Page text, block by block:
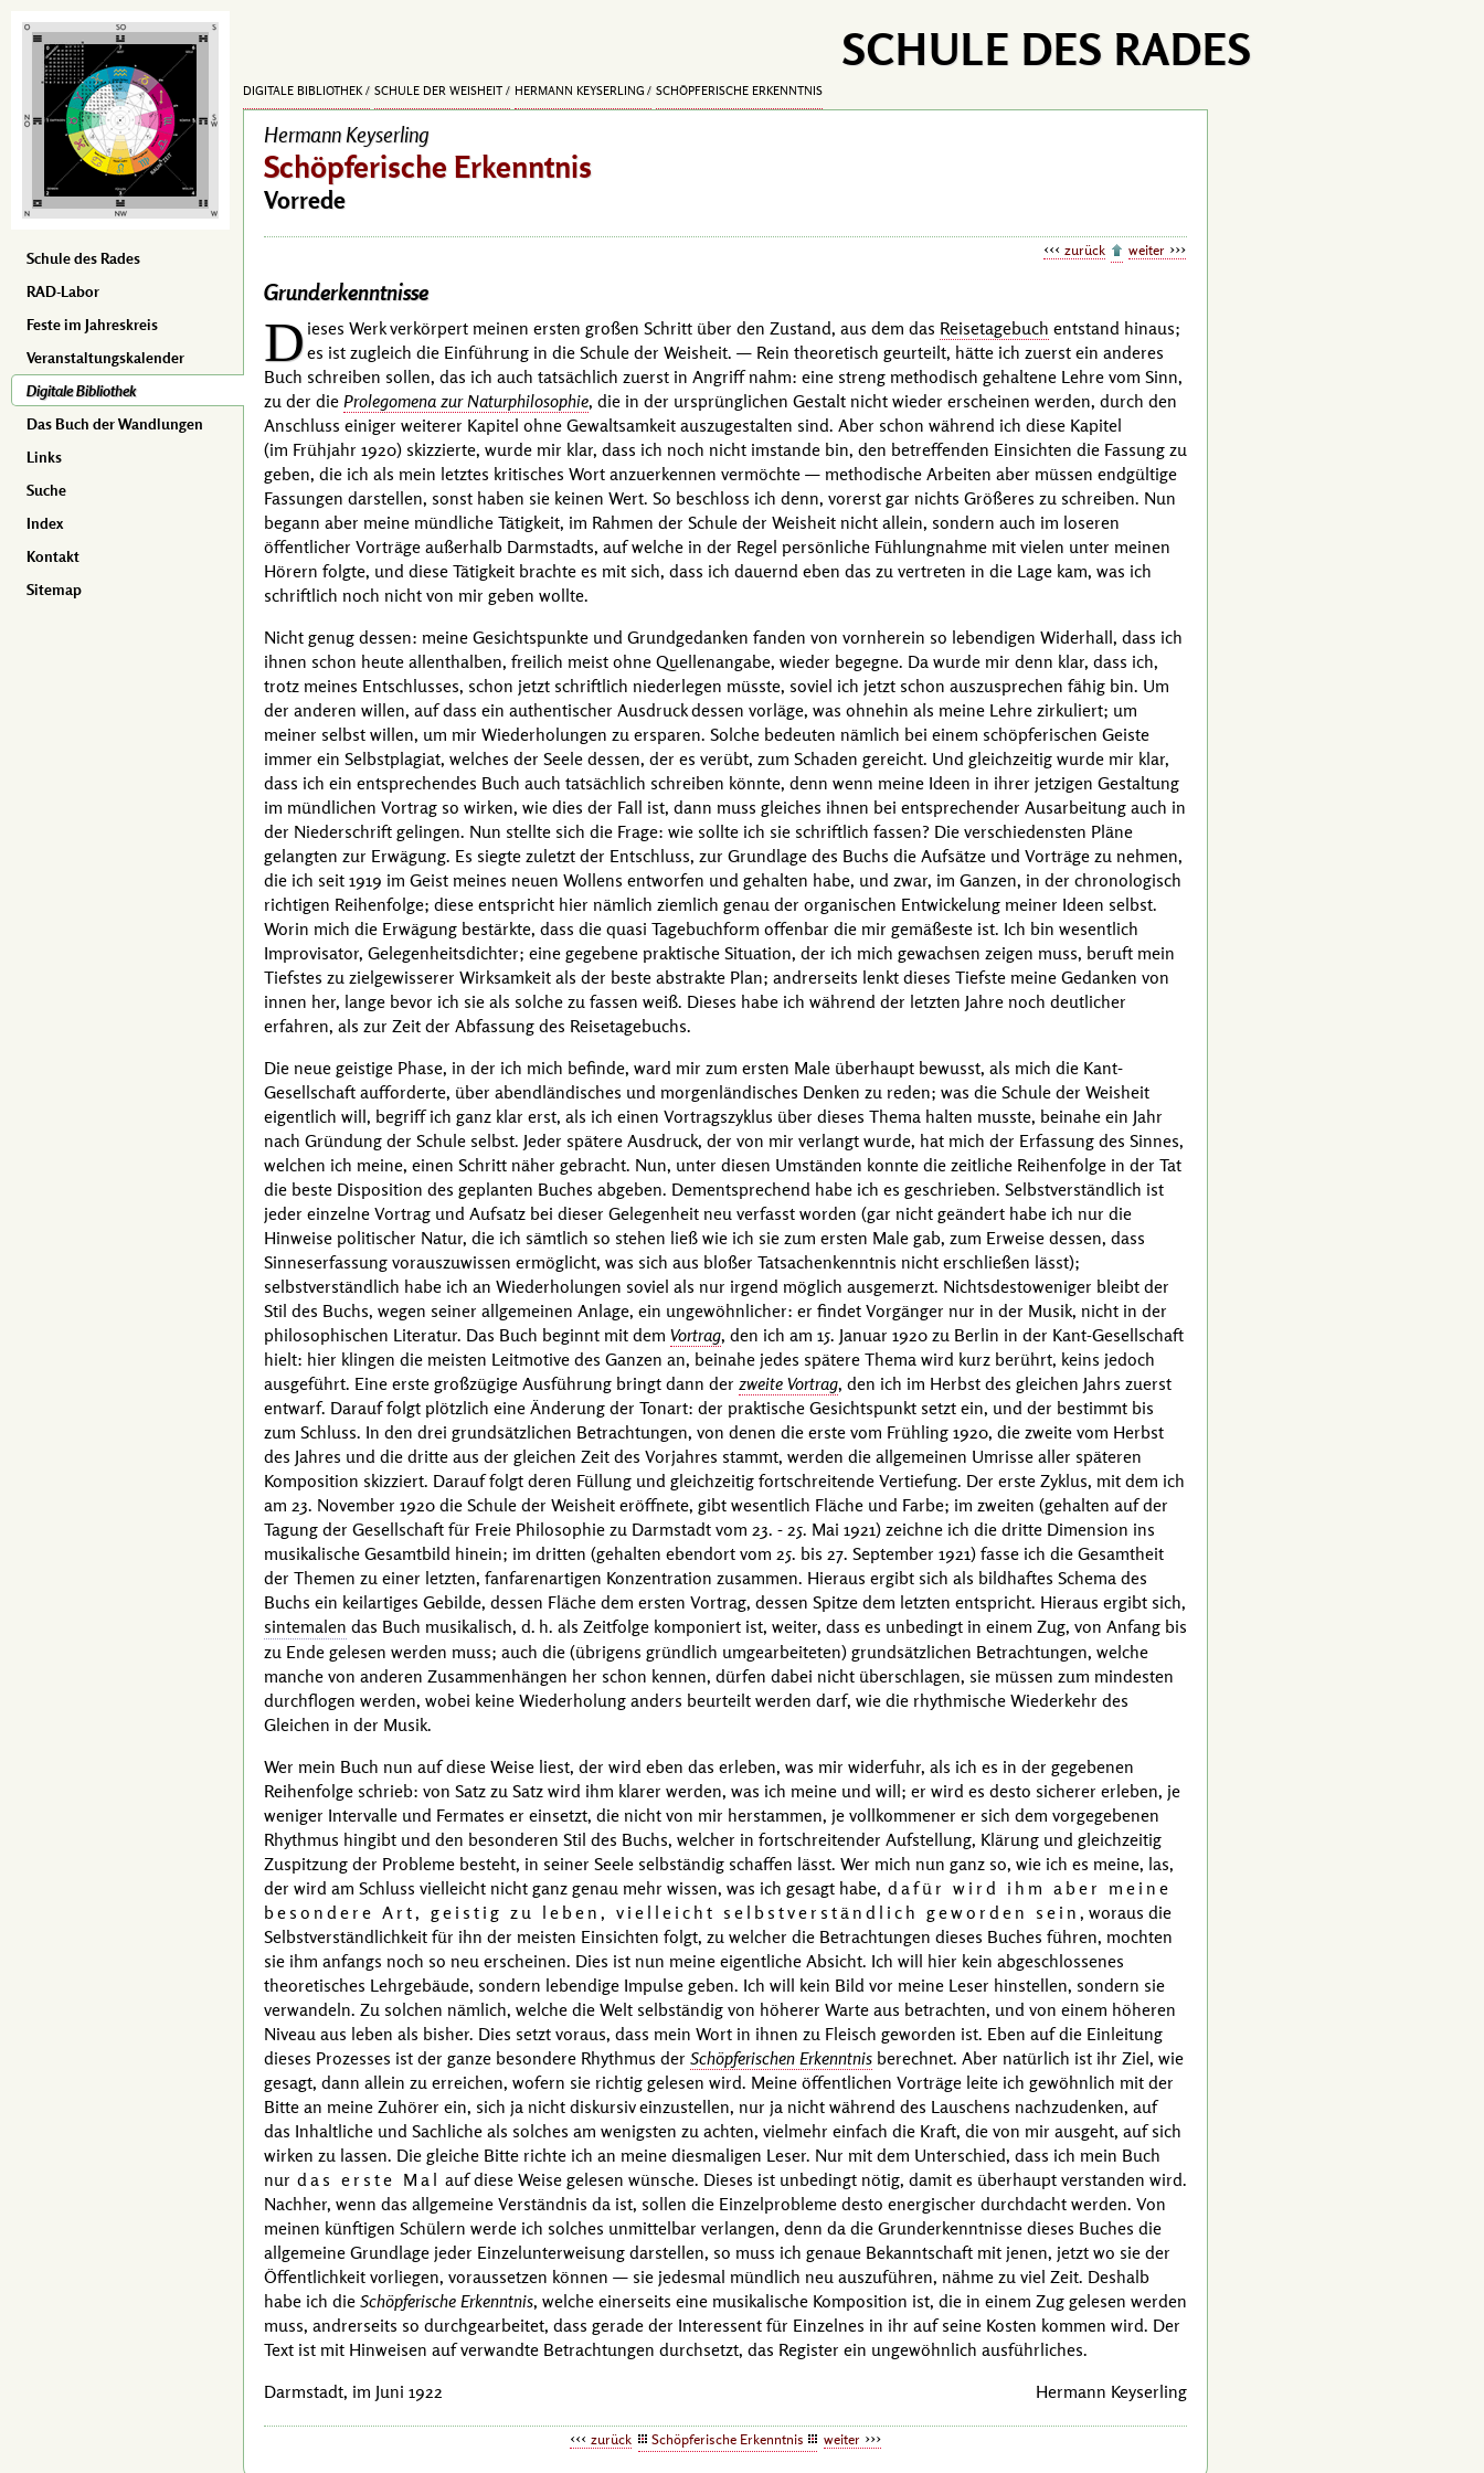
Schule des Rades
RAD-Labor
Feste im Jahreskreis
Veranstaltungskalender
Digitale Bibliothek
Das Buch der Wandlungen
Links
Suche
Index
Kontakt
Sitemap
SCHULE DES RADES
DIGITALE BIBLIOTHEK SCHULE DER WEISHEIT HERMANN KEYSERLING SCHÖPFERISCHE ERKENNTNIS
Hermann Keyserling
Schöpferische Erkenntnis
Vorrede
zurück weiter
Grunderkenntnisse
D ieses Werk verkörpert meinen ersten großen Schritt über den Zustand, aus dem das Reisetagebuch entstand hinaus;
es ist zugleich die Einführung in die Schule der Weisheit. — Rein theoretisch geurteilt, hätte ich zuerst ein anderes
Buch schreiben sollen, das ich auch tatsächlich zuerst in Angriff nahm: eine streng methodisch gehaltene Lehre vom Sinn,
zu der die Prolegomena zur Naturphilosophie, die in der ursprünglichen Gestalt nicht wieder erscheinen werden, durch den
Anschluss einiger weiterer Kapitel ohne Gewaltsamkeit auszugestalten sind. Aber schon während ich diese Kapitel
(im Frühjahr 1920) skizzierte, wurde mir klar, dass ich noch nicht imstande bin, den betreffenden Einsichten die Fassung zu
geben, die ich als mein letztes kritisches Wort anzuerkennen vermöchte — methodische Arbeiten aber müssen endgültige
Fassungen darstellen, sonst haben sie keinen Wert. So beschloss ich denn, vorerst gar nichts Größeres zu schreiben. Nun
begann aber meine mündliche Tätigkeit, im Rahmen der Schule der Weisheit nicht allein, sondern auch im loseren
öffentlicher Vorträge außerhalb Darmstadts, auf welche in der Regel persönliche Fühlungnahme mit vielen unter meinen
Hörern folgte, und diese Tätigkeit brachte es mit sich, dass ich dauernd eben das zu vertreten in die Lage kam, was ich
schriftlich noch nicht von mir geben wollte.
Nicht genug dessen: meine Gesichtspunkte und Grundgedanken fanden von vornherein so lebendigen Widerhall, dass ich
ihnen schon heute allenthalben, freilich meist ohne Quellenangabe, wieder begegne. Da wurde mir denn klar, dass ich,
trotz meines Entschlusses, schon jetzt schriftlich niederlegen müsste, soviel ich jetzt schon auszusprechen fähig bin. Um
der anderen willen, auf dass ein authentischer Ausdruck dessen vorläge, was ohnehin als meine Lehre zirkuliert; um
meiner selbst willen, um mir Wiederholungen zu ersparen. Solche bedeuten nämlich bei einem schöpferischen Geiste
immer ein Selbstplagiat, welches der Seele dessen, der es verübt, zum Schaden gereicht. Und gleichzeitig wurde mir klar,
dass ich ein entsprechendes Buch auch tatsächlich schreiben könnte, denn wenn meine Ideen in ihrer jetzigen Gestaltung
im mündlichen Vortrag so wirken, wie dies der Fall ist, dann muss gleiches ihnen bei entsprechender Ausarbeitung auch in
der Niederschrift gelingen. Nun stellte sich die Frage: wie sollte ich sie schriftlich fassen? Die verschiedensten Pläne
gelangten zur Erwägung. Es siegte zuletzt der Entschluss, zur Grundlage des Buchs die Aufsätze und Vorträge zu nehmen,
die ich seit 1919 im Geist meines neuen Wollens entworfen und gehalten habe, und zwar, im Ganzen, in der chronologisch
richtigen Reihenfolge; diese entspricht hier nämlich ziemlich genau der organischen Entwickelung meiner Ideen selbst.
Worin mich die Erwägung bestärkte, dass die quasi Tagebuchform offenbar die mir gemäßeste ist. Ich bin wesentlich
Improvisator, Gelegenheitsdichter; eine gegebene praktische Situation, der ich mich gewachsen zeigen muss, beruft mein
Tiefstes zu zielgewisserer Wirksamkeit als der beste abstrakte Plan; andrerseits lenkt dieses Tiefste meine Gedanken von
innen her, lange bevor ich sie als solche zu fassen weiß. Dieses habe ich während der letzten Jahre noch deutlicher
erfahren, als zur Zeit der Abfassung des Reisetagebuchs.
Die neue geistige Phase, in der ich mich befinde, ward mir zum ersten Male überhaupt bewusst, als mich die Kant-
Gesellschaft aufforderte, über abendländisches und morgenländisches Denken zu reden; was die Schule der Weisheit
eigentlich will, begriff ich ganz klar erst, als ich einen Vortragszyklus über dieses Thema halten musste, beinahe ein Jahr
nach Gründung der Schule selbst. Jeder spätere Ausdruck, der von mir verlangt wurde, hat mich der Erfassung des Sinnes,
welchen ich meine, einen Schritt näher gebracht. Nun, unter diesen Umständen konnte die zeitliche Reihenfolge in der Tat
die beste Disposition des geplanten Buches abgeben. Dementsprechend habe ich es geschrieben. Selbstverständlich ist
jeder einzelne Vortrag und Aufsatz bei dieser Gelegenheit neu verfasst worden (gar nicht geändert habe ich nur die
Hinweise politischer Natur, die ich sämtlich so stehen ließ wie ich sie zum ersten Male gab, zum Erweise dessen, dass
Sinneserfassung vorauszuwissen ermöglicht, was sich aus bloßer Tatsachenkenntnis nicht erschließen lässt);
selbstverständlich habe ich an Wiederholungen soviel als nur irgend möglich ausgemerzt. Nichtsdestoweniger bleibt der
Stil des Buchs, wegen seiner allgemeinen Anlage, ein ungewöhnlicher: er findet Vorgänger nur in der Musik, nicht in der
philosophischen Literatur. Das Buch beginnt mit dem Vortrag, den ich am 15. Januar 1920 zu Berlin in der Kant-Gesellschaft
hielt: hier klingen die meisten Leitmotive des Ganzen an, beinahe jedes spätere Thema wird kurz berührt, keins jedoch
ausgeführt. Eine erste großzügige Ausführung bringt dann der zweite Vortrag, den ich im Herbst des gleichen Jahrs zuerst
entwarf. Darauf folgt plötzlich eine Änderung der Tonart: der praktische Gesichtspunkt setzt ein, und der bestimmt bis
zum Schluss. In den drei grundsätzlichen Betrachtungen, von denen die erste vom Frühling 1920, die zweite vom Herbst
des Jahres und die dritte aus der gleichen Zeit des Vorjahres stammt, werden die allgemeinen Umrisse aller späteren
Komposition skizziert. Darauf folgt deren Füllung und gleichzeitig fortschreitende Vertiefung. Der erste Zyklus, mit dem ich
am 23. November 1920 die Schule der Weisheit eröffnete, gibt wesentlich Fläche und Farbe; im zweiten (gehalten auf der
Tagung der Gesellschaft für Freie Philosophie zu Darmstadt vom 23. - 25. Mai 1921) zeichne ich die dritte Dimension ins
musikalische Gesamtbild hinein; im dritten (gehalten ebendort vom 25. bis 27. September 1921) fasse ich die Gesamtheit
der Themen zu einer letzten, fanfarenartigen Konzentration zusammen. Hieraus ergibt sich als bildhaftes Schema des
Buchs ein keilartiges Gebilde, dessen Fläche dem ersten Vortrag, dessen Spitze dem letzten entspricht. Hieraus ergibt sich,
sintemalen das Buch musikalisch, d. h. als Zeitfolge komponiert ist, weiter, dass es unbedingt in einem Zug, von Anfang bis
zu Ende gelesen werden muss; auch die (übrigens gründlich umgearbeiteten) grundsätzlichen Betrachtungen, welche
manche von anderen Zusammenhängen her schon kennen, dürfen dabei nicht überschlagen, sie müssen zum mindesten
durchflogen werden, wobei keine Wiederholung anders beurteilt werden darf, wie die rhythmische Wiederkehr des
Gleichen in der Musik.
Wer mein Buch nun auf diese Weise liest, der wird eben das erleben, was mir widerfuhr, als ich es in der gegebenen
Reihenfolge schrieb: von Satz zu Satz wird ihm klarer werden, was ich meine und will; er wird es desto sicherer erleben, je
weniger Intervalle und Fermates er einsetzt, die nicht von mir herstammen, je vollkommener er sich dem vorgegebenen
Rhythmus hingibt und den besonderen Stil des Buchs, welcher in fortschreitender Aufstellung, Klärung und gleichzeitig
Zuspitzung der Probleme besteht, in seiner Seele selbständig schaffen lässt. Wer mich nun ganz so, wie ich es meine, las,
der wird am Schluss vielleicht nicht ganz genau mehr wissen, was ich gesagt habe, dafür wird ihm aber meine
besondere Art, geistig zu leben, vielleicht selbstverständlich geworden sein , woraus die
Selbstverständlichkeit für ihn der meisten Einsichten folgt, zu welcher die Betrachtungen dieses Buches führen, mochten
sie ihm anfangs noch so neu erscheinen. Dies ist nun meine eigentliche Absicht. Ich will hier kein abgeschlossenes
theoretisches Lehrgebäude, sondern lebendige Impulse geben. Ich will kein Bild vor meine Leser hinstellen, sondern sie
verwandeln. Zu solchen nämlich, welche die Welt selbständig von höherer Warte aus betrachten, und von einem höheren
Niveau aus leben als bisher. Dies setzt voraus, dass mein Wort in ihnen zu Fleisch geworden ist. Eben auf die Einleitung
dieses Prozesses ist der ganze besondere Rhythmus der Schöpferischen Erkenntnis berechnet. Aber natürlich ist ihr Ziel, wie
gesagt, dann allein zu erreichen, wofern sie richtig gelesen wird. Meine öffentlichen Vorträge leite ich gewöhnlich mit der
Bitte an meine Zuhörer ein, sich ja nicht diskursiv einzustellen, nur ja nicht während des Lauschens nachzudenken, auf
das Inhaltliche und Sachliche als solches am wenigsten zu achten, vielmehr einfach die Kraft, die von mir ausgeht, auf sich
wirken zu lassen. Die gleiche Bitte richte ich an meine diesmaligen Leser. Nur mit dem Unterschied, dass ich mein Buch
nur das erste Mal auf diese Weise gelesen wünsche. Dieses ist unbedingt nötig, damit es überhaupt verstanden wird.
Nachher, wenn das allgemeine Verständnis da ist, sollen die Einzelprobleme desto energischer durchdacht werden. Von
meinen künftigen Schülern werde ich solches unmittelbar verlangen, denn da die Grunderkenntnisse dieses Buches die
allgemeine Grundlage jeder Einzelunterweisung darstellen, so muss ich genaue Bekanntschaft mit jenen, jetzt wo sie der
Öffentlichkeit vorliegen, voraussetzen können — sie jedesmal mündlich neu auszuführen, nähme zu viel Zeit. Deshalb
habe ich die Schöpferische Erkenntnis, welche einerseits eine musikalische Komposition ist, die in einem Zug gelesen werden
muss, andrerseits so durchgearbeitet, dass gerade der Interessent für Einzelnes in ihr auf seine Kosten kommen wird. Der
Text ist mit Hinweisen auf verwandte Betrachtungen durchsetzt, das Register ein ungewöhnlich ausführliches.
Darmstadt, im Juni 1922
Hermann Keyserling
zurück Schöpferische Erkenntnis weiter